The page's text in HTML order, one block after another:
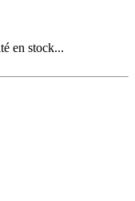
en stock...